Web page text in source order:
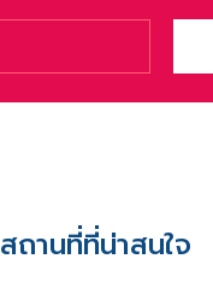
สถานที่ที่น่าสนใจ